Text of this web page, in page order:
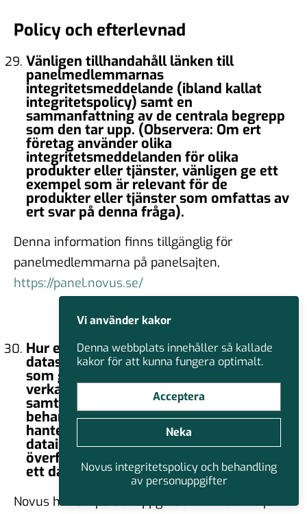
Policy och efterlevnad
Vänligen tillhandahåll länken till
panelmedlemmarnas
integritetsmeddelande (ibland kallat
integritetspolicy) samt en
sammanfattning av de centrala begrepp
som den tar upp. (Observera: Om ert
företag använder olika
integritetsmeddelanden för olika
produkter eller tjänster, vänligen ge ett
exempel som är relevant för de
produkter eller tjänster som omfattas av
ert svar på denna fråga).
Denna information finns tillgänglig för
panelmedlemmarna på panelsajten,
https://panel.novus.se/
Hur efterlever ni de viktigaste
dataskyddslagarna och förordningarna
som gäller i de olika jurisdiktioner där ni
verkar? Hur hanterar ni kraven gällande
samtycke eller andra lagliga grunder för
behandling av personuppgifter? Hur
hanterar ni kraven för respons vid
dataintrång, gränsöverskridande
överföring och datalagring? Har ni utsett
ett dataskyddsombud?
Novus har ett personuppgiftsombud och följer
Vi använder kakor
Denna webbplats innehåller så kallade
kakor för att kunna fungera optimalt.
Acceptera
Neka
Novus integritetspolicy och behandling
av personuppgifter